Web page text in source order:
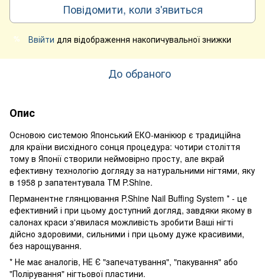
Повідомити, коли з'явиться
% Ввійти для відображення накопичувальної знижки
До обраного
Опис
Основою системою Японський ЕКО-манікюр є традиційна
для країни висхідного сонця процедура: чотири століття
тому в Японії створили неймовірно просту, але вкрай
ефективну технологію догляду за натуральними нігтями, яку
в 1958 р запатентувала ТМ P.Shine.
Перманентне глянцювання P.Shine Nail Buffing System * - це
ефективний і при цьому доступний догляд, завдяки якому в
салонах краси з'явилася можливість зробити Ваші нігті
дійсно здоровими, сильними і при цьому дуже красивими,
без нарощування.
* Не має аналогів, НЕ Є "запечатування", "пакування" або
"Полірування" нігтьової пластини.